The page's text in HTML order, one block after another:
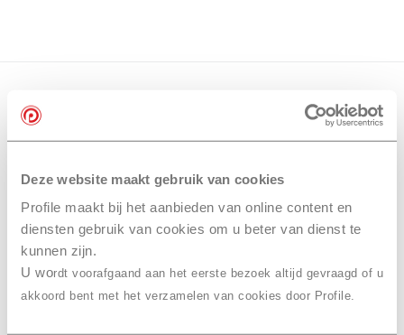
Deze website maakt gebruik van cookies
Profile maakt bij het aanbieden van online content en
diensten gebruik van cookies om u beter van dienst te
kunnen zijn.
U wordt voorafgaand aan het eerste bezoek altijd gevraagd of u
akkoord bent met het verzamelen van cookies door Profile.